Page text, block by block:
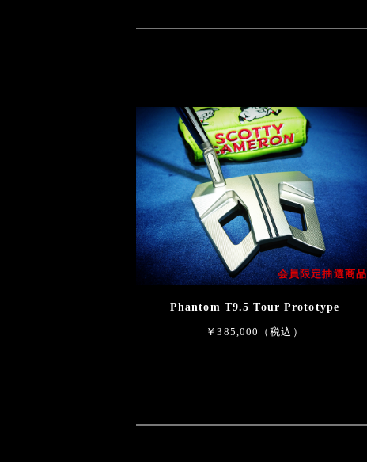
会員限定抽選商品
Phantom T9.5 Tour Prototype
￥385,000（税込）